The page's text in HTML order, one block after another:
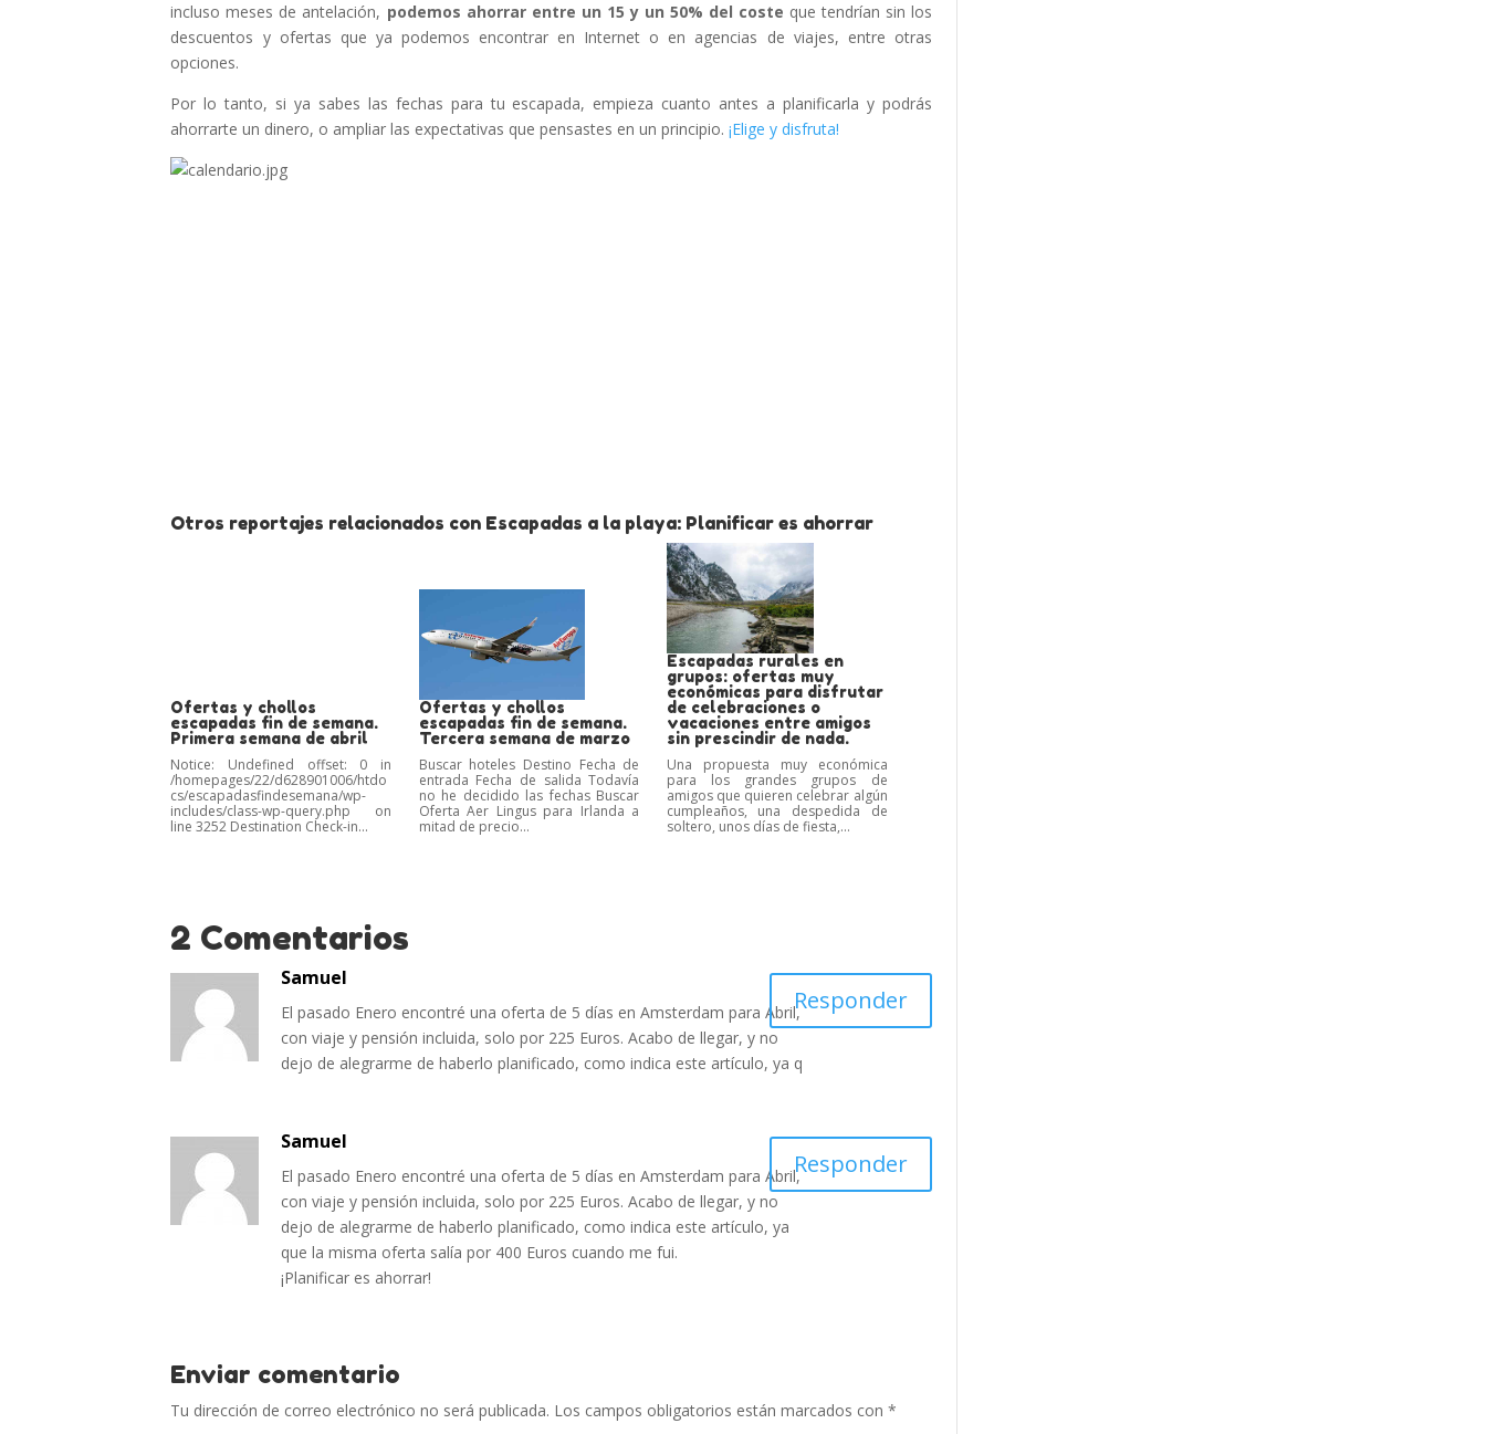
incluso meses de antelación, podemos ahorrar entre un 15 y un 50% del coste que tendrían sin los
descuentos y ofertas que ya podemos encontrar en Internet o en agencias de viajes, entre otras
opciones.
Por lo tanto, si ya sabes las fechas para tu escapada, empieza cuanto antes a planificarla y podrás
ahorrarte un dinero, o ampliar las expectativas que pensastes en un principio.¡Elige y disfruta!
Otros reportajes relacionados con Escapadas a la playa: Planificar es ahorrar
Ofertas y chollos
escapadas fin de semana.
Primera semana de abril
Notice: Undefined offset: 0 in
/homepages/22/d628901006/htdo
cs/escapadasfindesemana/wp-
includes/class-wp-query.php on
line 3252 Destination Check-in...
Ofertas y chollos
escapadas fin de semana.
Tercera semana de marzo
Buscar hoteles Destino Fecha de
entrada Fecha de salida Todavía
no he decidido las fechas Buscar
Oferta Aer Lingus para Irlanda a
mitad de precio...
Escapadas rurales en
grupos: ofertas muy
económicas para disfrutar
de celebraciones o
vacaciones entre amigos
sin prescindir de nada.
Una propuesta muy económica
para los grandes grupos de
amigos que quieren celebrar algún
cumpleaños, una despedida de
soltero, unos días de fiesta,...
2 Comentarios
Samuel
El pasado Enero encontré una oferta de 5 días en Amsterdam para Abril,
con viaje y pensión incluida, solo por 225 Euros. Acabo de llegar, y no
dejo de alegrarme de haberlo planificado, como indica este artículo, ya q
Responder
Samuel
El pasado Enero encontré una oferta de 5 días en Amsterdam para Abril,
con viaje y pensión incluida, solo por 225 Euros. Acabo de llegar, y no
dejo de alegrarme de haberlo planificado, como indica este artículo, ya
que la misma oferta salía por 400 Euros cuando me fui.
¡Planificar es ahorrar!
Responder
Enviar comentario
Tu dirección de correo electrónico no será publicada. Los campos obligatorios están marcados con*